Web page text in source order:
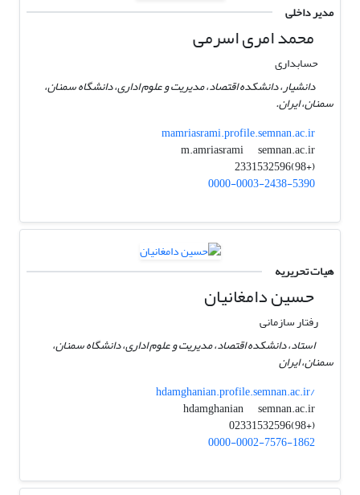
مدیر داخلی
محمد امری اسرمی
حسابداری
دانشیار، دانشکده اقتصاد، مدیریت و علوم اداری، دانشگاه سمنان،
سمنان، ایران.
mamriasrami.profile.semnan.ac.ir
m.amriasrami
semnan.ac.ir
(+98)2331532596
0000-0003-2438-5390
هیات تحریریه
حسین دامغانیان
رفتار سازمانی
استاد، دانشکده اقتصاد، مدیریت و علوم اداری، دانشگاه سمنان،
سمنان، ایران
hdamghanian.profile.semnan.ac.ir/
hdamghanian
semnan.ac.ir
(+98)02331532596
0000-0002-7576-1862